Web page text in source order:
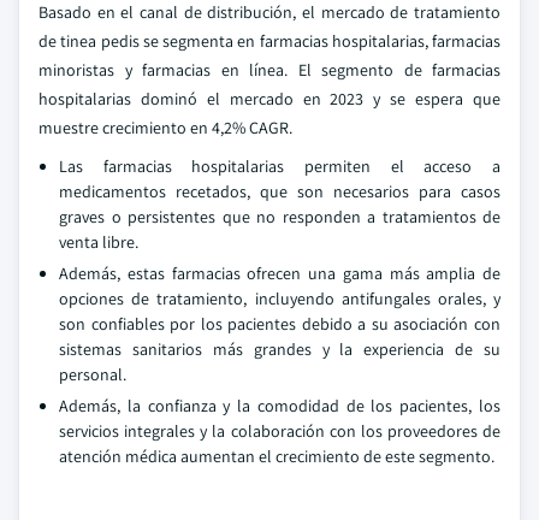
Basado en el canal de distribución, el mercado de tratamiento
de tinea pedis se segmenta en farmacias hospitalarias, farmacias
minoristas y farmacias en línea. El segmento de farmacias
hospitalarias dominó el mercado en 2023 y se espera que
muestre crecimiento en 4,2% CAGR.
Las farmacias hospitalarias permiten el acceso a
medicamentos recetados, que son necesarios para casos
graves o persistentes que no responden a tratamientos de
venta libre.
Además, estas farmacias ofrecen una gama más amplia de
opciones de tratamiento, incluyendo antifungales orales, y
son confiables por los pacientes debido a su asociación con
sistemas sanitarios más grandes y la experiencia de su
personal.
Además, la confianza y la comodidad de los pacientes, los
servicios integrales y la colaboración con los proveedores de
atención médica aumentan el crecimiento de este segmento.